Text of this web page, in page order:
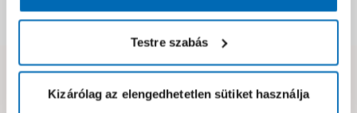
Testre szabás
Kizárólag az elengedhetetlen sütiket használja
Dokumentumok, felelős személy
Kérjük jelezd nekünk!